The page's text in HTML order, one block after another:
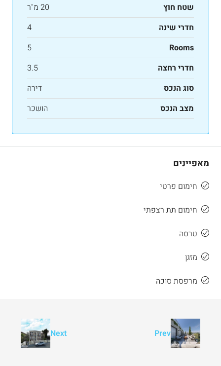
שטח חוץ
20 מ"ר
חדרי שינה
4
Rooms
5
חדרי רחצה
3.5
סוג הנכס
דירה
מצב הנכס
הושכר
מאפיינים
חימום פרטי
חימום תת רצפתי
טרסה
מזגן
מרפסת סוכה
Prev
Next